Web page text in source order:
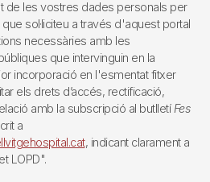
de les vostres dades personals per
sol·liciteu a través d'aquest portal
necessàries amb les
que intervinguin en la
incorporació en l'esmentat fitxer
els drets d’accés, rectificació,
amb la subscripció al butlletí Fes
a
, indicant clarament a
LOPD".